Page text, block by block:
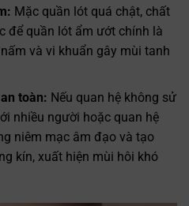
Mặc quần lót quá chật, chất
để quần lót ẩm ướt chính là
và vi khuẩn gây mùi tanh
toàn: Nếu quan hệ không sử
nhiều người hoặc quan hệ
niêm mạc âm đạo và tạo
kín, xuất hiện mùi hôi khó